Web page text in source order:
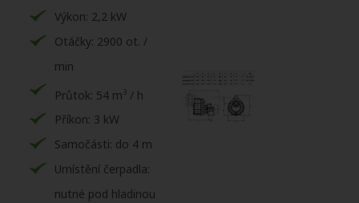
Výkon: 2,2 kW
Otáčky: 2900 ot. /
min
Průtok: 54 m3 / h
Příkon: 3 kW
Samočásti: do 4 m
Umístění čerpadla:
nutné pod hladinou